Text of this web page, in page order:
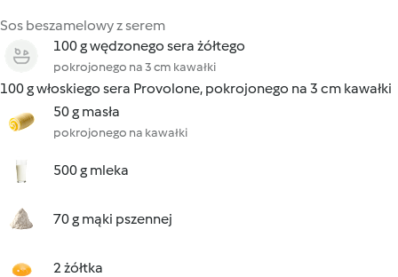
Sos beszamelowy z serem
100 g wędzonego sera żółtego
pokrojonego na 3 cm kawałki
100 g włoskiego sera Provolone, pokrojonego na 3 cm kawałki
50 g masła
pokrojonego na kawałki
500 g mleka
70 g mąki pszennej
2 żółtka